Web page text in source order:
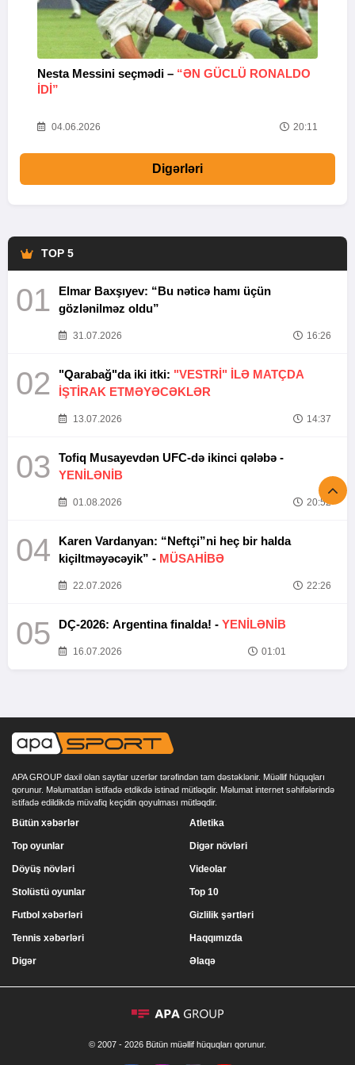
Nesta Messini seçmədi – “ƏN GÜCLÜ RONALDO
IDI”
04.06.2026 20:11
Digərləri
TOP 5
01
Elmar Baxşıyev: “Bu nəticə hamı üçün
gözlənilməz oldu”
31.07.2026 16:26
02 "Qarabağ"da iki itki: "VESTRİ" İLƏ MATÇDA
İŞTİRAK ETMƏYƏCƏKLƏR
13.07.2026 14:37
03
Tofiq Musayevdən UFC-də ikinci qələbə -
YENİLƏNİB
01.08.2026 20:52
04
Karen Vardanyan: “Neftçi”ni heç bir halda
kiçiltməyəcəyik” - MÜSAHİBƏ
22.07.2026 22:26
05 DÇ-2026: Argentina finalda! - YENİLƏNİB
16.07.2026 01:01
APA GROUP daxil olan saytlar uzerlər tərəfindən tam dəstəklənir. Müəllif hüquqları
qorunur. Məlumatdan istifadə etdikdə istinad mütləqdir. Məlumat internet səhifələrində
istifadə edildikdə müvafiq keçidin qoyulması mütləqdir.
Bütün xəbərlər
Top oyunlar
Döyüş növləri
Stolüstü oyunlar
Atletika
Digər növləri
Videolar
Top 10
Futbol xəbərləri
Tennis xəbərləri
Digər
Gizlilik şərtləri
Haqqımızda
Əlaqə
© 2007 - 2026 Bütün müəllif hüquqları qorunur.